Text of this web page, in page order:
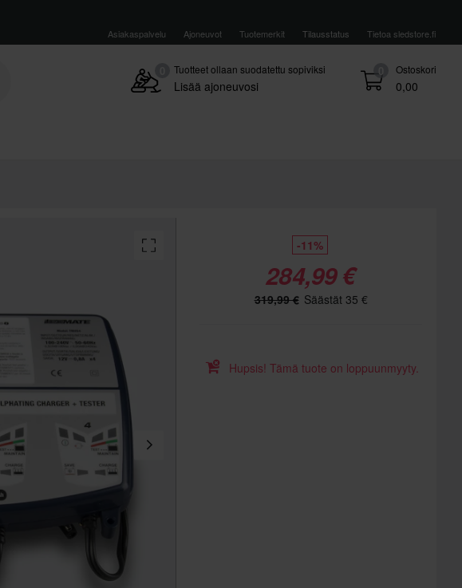
Asiakaspalvelu Ajoneuvot Tuotemerkit Tilausstatus Tietoa sledstore.fi
0 Ostoskori
0,00
Tuotteet ollaan suodatettu sopiviksi
Lisää ajoneuvosi
-11%
284,99 €
319,99 € Säästät 35 €
Hupsis! Tämä tuote on loppuunmyyty.